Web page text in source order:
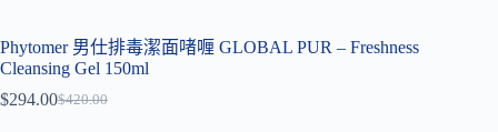
Phytomer 男仕排毒潔面啫喱 GLOBAL PUR – Freshness
Cleansing Gel 150ml
$420.00
$294.00